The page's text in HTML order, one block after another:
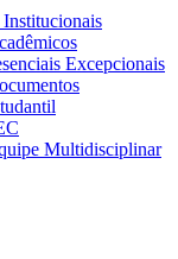
Excepcionais
Multidisciplinar